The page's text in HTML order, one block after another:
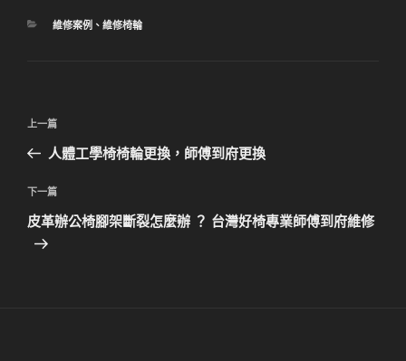
分
維修案例、 維修椅輪
文
導
覽
上
一
文
章
上一篇
人體工學椅椅輪更換，師傅到府更換
下
一
下一篇
皮革辦公椅腳架斷裂怎麼辦 ？ 台灣好椅專業師傅到府維修